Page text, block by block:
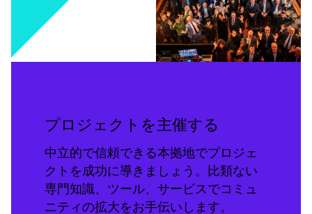
プロジェクトを主催する
中立的で信頼できる本拠地でプロジェ
クトを成功に導きましょう。比類ない
専門知識、ツール、サービスでコミュ
ニティの拡大をお手伝いします。